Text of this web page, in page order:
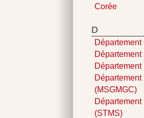
Corée
D
(MSGMGC)
(STMS)